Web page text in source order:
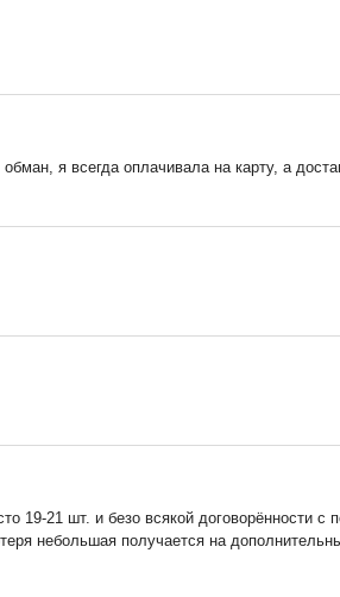
я всегда оплачивала на карту, а
19-21 шт. и безо всякой договорённости с
небольшая получается на